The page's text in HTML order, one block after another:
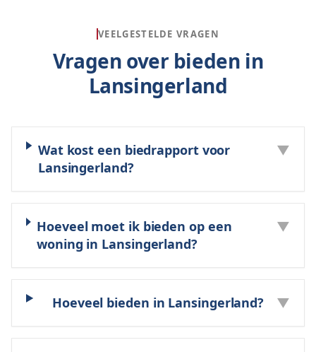
VEELGESTELDE VRAGEN
Vragen over bieden in
Lansingerland
Wat kost een biedrapport voor
Lansingerland?
▼
Hoeveel moet ik bieden op een
woning in Lansingerland?
▼
Hoeveel bieden in Lansingerland? ▼